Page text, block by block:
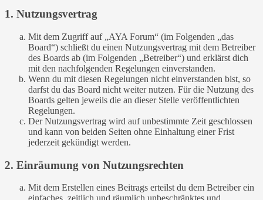
1. Nutzungsvertrag
Mit dem Zugriff auf „AYA Forum“ (im Folgenden „das
Board“) schließt du einen Nutzungsvertrag mit dem Betreiber
des Boards ab (im Folgenden „Betreiber“) und erklärst dich
mit den nachfolgenden Regelungen einverstanden.
Wenn du mit diesen Regelungen nicht einverstanden bist, so
darfst du das Board nicht weiter nutzen. Für die Nutzung des
Boards gelten jeweils die an dieser Stelle veröffentlichten
Regelungen.
Der Nutzungsvertrag wird auf unbestimmte Zeit geschlossen
und kann von beiden Seiten ohne Einhaltung einer Frist
jederzeit gekündigt werden.
2. Einräumung von Nutzungsrechten
Mit dem Erstellen eines Beitrags erteilst du dem Betreiber ein